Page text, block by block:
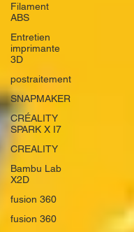
Filament
ABS
Entretien
imprimante
3D
postraitement
SNAPMAKER
CRÉALITY
SPARK X I7
CREALITY
Bambu Lab
X2D
fusion 360
fusion 360